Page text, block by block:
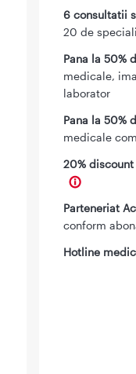
6 consultatii
20 de
Pana la 50%
medicale,
laborator
Pana la 50%
medicale
20%
Parteneriat
conform
Hotline